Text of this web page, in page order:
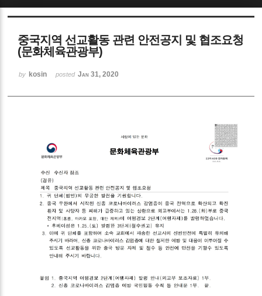
중국지역 선교활동 관련 안전공지 및 협조요청
(문화체육관광부)
by kosin posted Jan 31, 2020
Sketchbook5, 스케치북5
Sketchbook5, 스케치북5